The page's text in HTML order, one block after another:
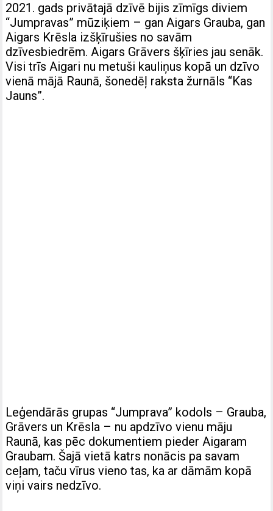
2021. gads privātajā dzīvē bijis zīmīgs diviem
“Jumpravas” mūziķiem – gan Aigars Grauba, gan
Aigars Krēsla izšķīrušies no savām
dzīvesbiedrēm. Aigars Grāvers šķīries jau senāk.
Visi trīs Aigari nu metuši kauliņus kopā un dzīvo
vienā mājā Raunā, šonedēļ raksta žurnāls “Kas
Jauns”.
Leģendārās grupas “Jumprava” kodols – Grauba,
Grāvers un Krēsla – nu apdzīvo vienu māju
Raunā, kas pēc dokumentiem pieder Aigaram
Graubam. Šajā vietā katrs nonācis pa savam
ceļam, taču vīrus vieno tas, ka ar dāmām kopā
viņi vairs nedzīvo.